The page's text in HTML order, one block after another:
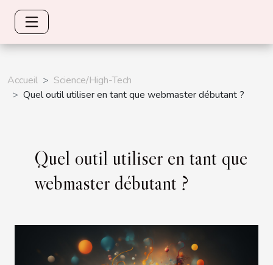
Accueil
Science/High-Tech
Quel outil utiliser en tant que webmaster débutant ?
Quel outil utiliser en tant que
webmaster débutant ?